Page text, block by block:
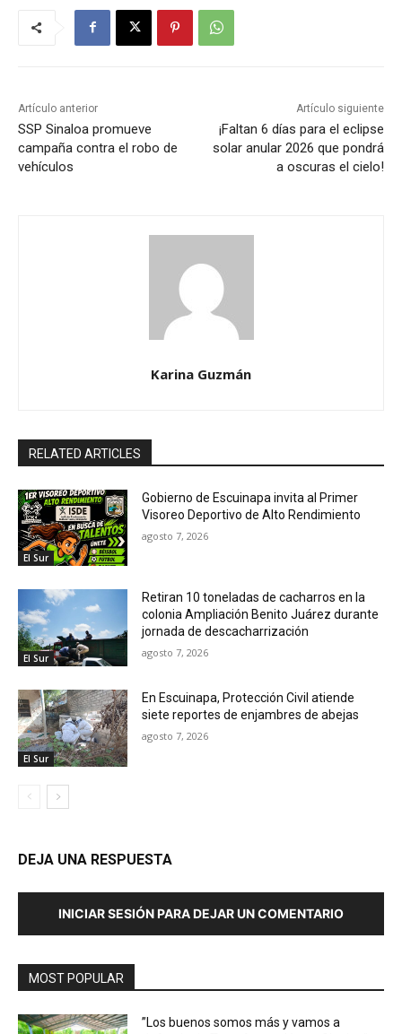
Artículo anterior
SSP Sinaloa promueve
campaña contra el robo de
vehículos
Artículo siguiente
¡Faltan 6 días para el eclipse
solar anular 2026 que pondrá
a oscuras el cielo!
Karina Guzmán
RELATED ARTICLES
El Sur
Gobierno de Escuinapa invita al Primer
Visoreo Deportivo de Alto Rendimiento
agosto 7, 2026
El Sur
Retiran 10 toneladas de cacharros en la
colonia Ampliación Benito Juárez durante
jornada de descacharrización
agosto 7, 2026
El Sur
En Escuinapa, Protección Civil atiende
siete reportes de enjambres de abejas
agosto 7, 2026
DEJA UNA RESPUESTA
INICIAR SESIÓN PARA DEJAR UN COMENTARIO
MOST POPULAR
”Los buenos somos más y vamos a